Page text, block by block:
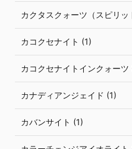
カクタスクォーツ（スピリッ
カコクセナイト (1)
カコクセナイトインクォーツ
カナディアンジェイド (1)
カバンサイト (1)